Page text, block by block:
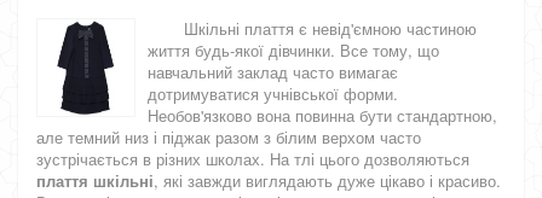
Шкільні плаття є невід'ємною частиною
життя будь-якої дівчинки. Все тому, що
навчальний заклад часто вимагає
дотримуватися учнівської форми.
Необов'язково вона повинна бути стандартною,
але темний низ і піджак разом з білим верхом часто
зустрічається в різних школах. На тлі цього дозволяються
плаття шкільні, які завжди виглядають дуже цікаво і красиво.